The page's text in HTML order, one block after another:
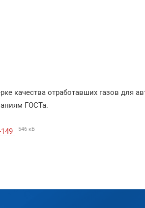
качества отработавших газов для
ГОСТа.
546 кБ